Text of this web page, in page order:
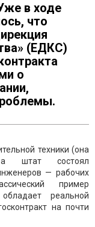
в ходе
что
(ЕДКС)
о
техники (она
а штат состоял
— рабочих
пример
реальной
на почти